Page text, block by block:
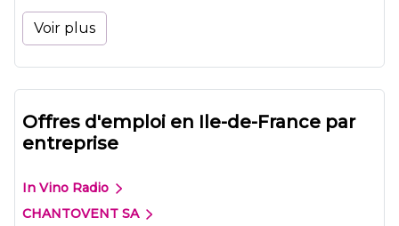
Voir plus
Offres d'emploi en Ile-de-France par
entreprise
In Vino Radio
CHANTOVENT SA